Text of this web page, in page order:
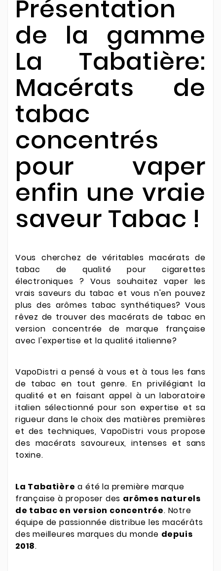
Présentation
de la gamme
La Tabatière:
Macérats de
tabac
concentrés
pour vaper
enfin une vraie
saveur Tabac !
Vous cherchez de véritables macérats de
tabac de qualité pour cigarettes
électroniques ? Vous souhaitez vaper les
vrais saveurs du tabac et vous n'en pouvez
plus des arômes tabac synthétiques? Vous
rêvez de trouver des macérats de tabac en
version concentrée de marque française
avec l'expertise et la qualité italienne?
VapoDistri a pensé à vous et à tous les fans
de tabac en tout genre. En privilégiant la
qualité et en faisant appel à un laboratoire
italien sélectionné pour son expertise et sa
rigueur dans le choix des matières premières
et des techniques, VapoDistri vous propose
des macérats savoureux, intenses et sans
toxine.
La Tabatière a été la première marque
française à proposer des arômes naturels
de tabac en version concentrée. Notre
équipe de passionnée distribue les macérâts
des meilleures marques du monde depuis
2018.